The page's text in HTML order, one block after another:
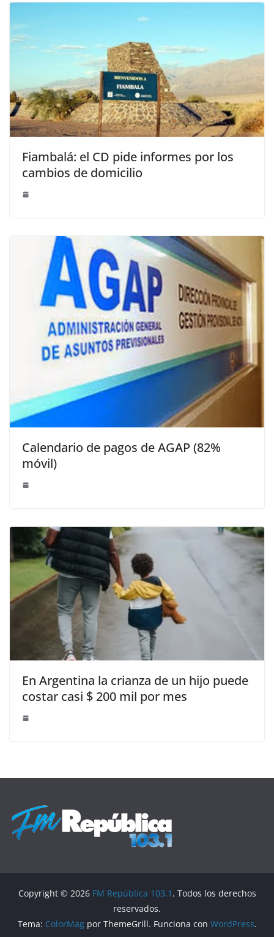
Fiambalá: el CD pide informes por los
cambios de domicilio
Calendario de pagos de AGAP (82%
móvil)
En Argentina la crianza de un hijo puede
costar casi $ 200 mil por mes
Copyright © 2026 FM República 103.1 . Todos los derechos
reservados.
Tema: ColorMagpor ThemeGrill. Funciona con WordPress.